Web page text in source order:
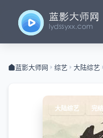
蓝影大师网 综艺 大陆综艺
大陆综艺 完结